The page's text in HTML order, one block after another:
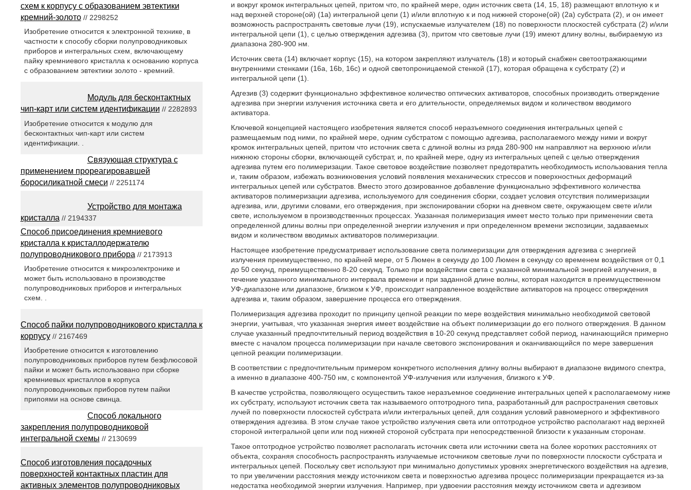
и вокруг кромок интегральных цепей, притом что, по крайней мере, один источник света (14, 15, 18) размещают вплотную к и
над верхней стороне(ой) (1а) интегральной цепи (1) и/или вплотную к и под нижней стороне(ой) (2а) субстрата (2), и он имеет
возможность распространять световые лучи (19), испускаемые излучателем (18) по поверхности плоскостей субстрата (2) и/или
интегральной цепи (1), с целью отверждения адгезива (3), притом что световые лучи (19) имеют длину волны, выбираемую из
диапазона 280-900 нм.
Источник света (14) включает корпус (15), на котором закрепляют излучатель (18) и который снабжен светоотражающими
внутренними стенками (16а, 16b, 16с) и одной светопроницаемой стенкой (17), которая обращена к субстрату (2) и
интегральной цепи (1).
Адгезив (3) содержит функционально эффективное количество оптических активаторов, способных производить отверждение
адгезива при энергии излучения источника света и его длительности, определяемых видом и количеством вводимого
активатора.
Ключевой концепцией настоящего изобретения является способ неразъемного соединения интегральных цепей с
размещаемым под ними, по крайней мере, одним субстратом с помощью адгезива, располагаемого между ними и вокруг
кромок интегральных цепей, притом что источник света с длиной волны из ряда 280-900 нм направляют на верхнюю и/или
нижнюю стороны сборки, включающей субстрат, и, по крайней мере, одну из интегральных цепей с целью отверждения
адгезива путем его полимеризации. Такое световое воздействие позволяет предотвратить необходимость использования тепла
и, таким образом, избежать возникновения условий появления механических стрессов и поверхностных деформаций
интегральных цепей или субстратов. Вместо этого дозированное добавление функционально эффективного количества
активаторов полимеризации адгезива, используемого для соединения сборки, создает условия отсутствия полимеризации
адгезива, или, другими словами, его отверждения, при экспонировании сборки на дневном свете, окружающем свете и/или
свете, используемом в производственных процессах. Указанная полимеризация имеет место только при применении света
определенной длины волны при определенной энергии излучения и при определенном времени экспозиции, задаваемых
видом и количеством вводимых активаторов полимеризации.
Настоящее изобретение предусматривает использование света полимеризации для отверждения адгезива с энергией
излучения преимущественно, по крайней мере, от 5 Люмен в секунду до 100 Люмен в секунду со временем воздействия от 0,1
до 50 секунд, преимущественно 8-20 секунд. Только при воздействии света с указанной минимальной энергией излучения, в
течение указанного минимального интервала времени и при заданной длине волны, которая находится в преимущественном
УФ-диапазоне или диапазоне, близком к УФ, происходит направленное воздействие активаторов на процесс отверждения
адгезива и, таким образом, завершение процесса его отверждения.
Полимеризация адгезива проходит по принципу цепной реакции по мере воздействия минимально необходимой световой
энергии, учитывая, что указанная энергия имеет воздействие на объект полимеризации до его полного отверждения. В данном
случае указанный предпочтительный период воздействия в 10-20 секунд представляет собой период, начинающийся примерно
вместе с началом процесса полимеризации при начале светового экспонирования и оканчивающийся по мере завершения
цепной реакции полимеризации.
В соответствии с предпочтительным примером конкретного исполнения длину волны выбирают в диапазоне видимого спектра,
а именно в диапазоне 400-750 нм, с компонентой УФ-излучения или излучения, близкого к УФ.
В качестве устройства, позволяющего осуществить такое неразъемное соединение интегральных цепей к располагаемому ниже
их субстрату, используют источник света так называемого оптотродного типа, разработанный для распространения световых
лучей по поверхности плоскостей субстрата и/или интегральных цепей, для создания условий равномерного и эффективного
отверждения адгезива. В этом случае такое устройство излучения света или оптотродное устройство располагают над верхней
стороной интегральной цепи или под нижней стороной субстрата при непосредственной близости к указанным сторонам.
Такое оптотродное устройство позволяет располагать источник света или источники света на более коротких расстояниях от
объекта, сохраняя способность распространять излучаемые источником световые лучи по поверхности плоскости субстрата и
интегральных цепей. Поскольку свет используют при минимально допустимых уровнях энергетического воздействия на адгезив,
то при увеличении расстояния между источником света и поверхностью адгезива процесс полимеризации прекращается из-за
недостатка необходимой энергии излучения. Например, при удвоении расстояния между источником света и адгезивом
схем к корпусу с образованием эвтектики
кремний-золото// 2298252
Изобретение относится к электронной технике, в
частности к способу сборки полупроводниковых
приборов и интегральных схем, включающему
пайку кремниевого кристалла к основанию корпуса
с образованием эвтектики золото - кремний.
Модуль для бесконтактных
чип-карт или систем идентификации // 2282893
Изобретение относится к модулю для
бесконтактных чип-карт или систем
идентификации. .
Связующая структура с
применением прореагировавшей
боросиликатной смеси // 2251174
Устройство для монтажа
кристалла // 2194337
Способ присоединения кремниевого
кристалла к кристаллодержателю
полупроводникового прибора // 2173913
Изобретение относится к микроэлектронике и
может быть использовано в производстве
полупроводниковых приборов и интегральных
схем. .
Способ пайки полупроводникового кристалла к
корпусу// 2167469
Изобретение относится к изготовлению
полупроводниковых приборов путем безфлюсовой
пайки и может быть использовано при сборке
кремниевых кристаллов в корпуса
полупроводниковых приборов путем пайки
припоями на основе свинца.
Способ локального
закрепления полупроводниковой
интегральной схемы // 2130699
Способ изготовления посадочных
поверхностей контактных пластин для
активных элементов полупроводниковых